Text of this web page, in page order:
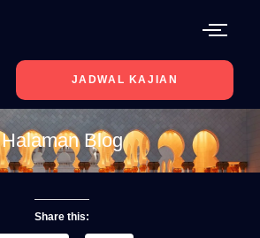
JADWAL KAJIAN
Halaman Blog
Share this: